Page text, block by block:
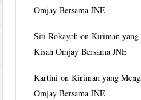
Omjay Bersama JNE
Siti Rokayah onKiriman yang
Kisah Omjay Bersama JNE
Kartini onKiriman yang
Omjay Bersama JNE